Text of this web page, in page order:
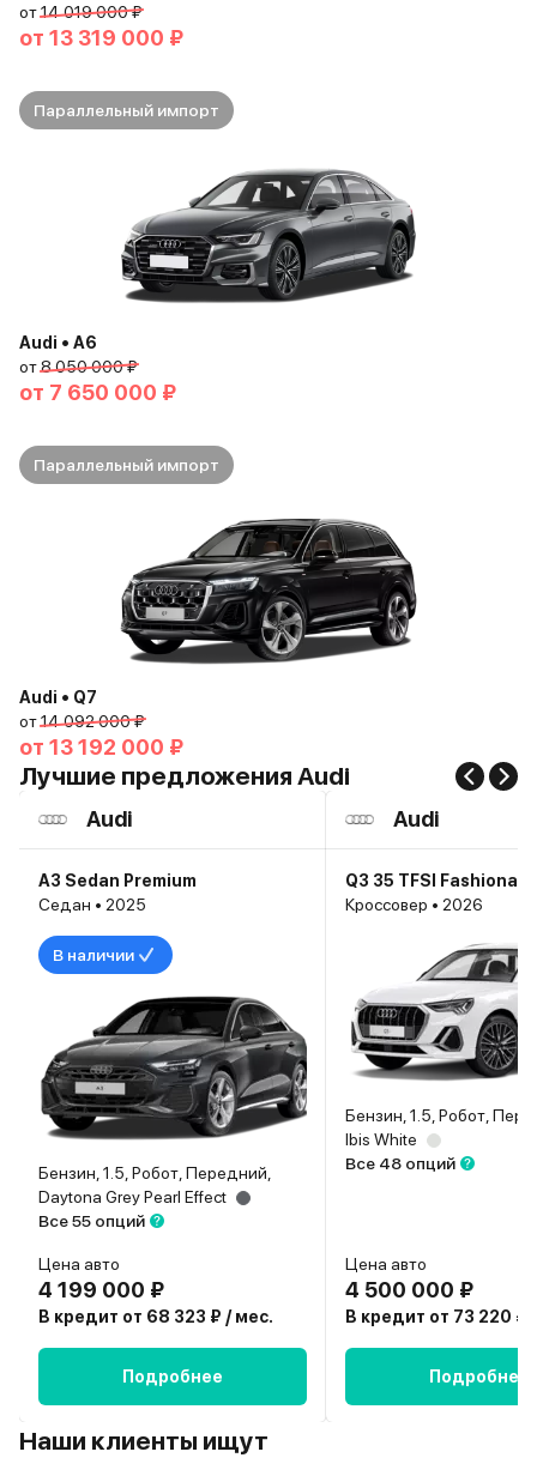
от14 019 000 ₽
от 13 319 000 ₽
Параллельный импорт
Audi • A6
от8 050 000 ₽
от 7 650 000 ₽
Параллельный импорт
Audi • Q7
от14 092 000 ₽
от 13 192 000 ₽
Лучшие предложения Audi
Audi
A3 Sedan Premium
Седан • 2025
В наличии
Бензин, 1.5, Робот, Передний,
Daytona Grey Pearl Effect
Все 55 опций
Цена авто
4 199 000 ₽
В кредит от 68 323 ₽ / мес.
Подробнее
Audi
Кроссовер • 2026
Бензин, 1.5, Робот,
Ibis White
Все 48 опций
Цена авто
4 500 000 ₽
В кредит от 73 220 ₽
Подробнее
Наши клиенты ищут